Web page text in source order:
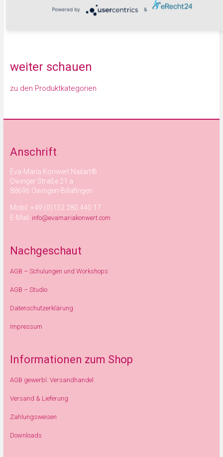
weiter schauen
zu den Produktkategorien
Anschrift
Eva-Maria Konwert Nailart®
Owinger Straße 21 a
88696 Owingen-Billafingen
Mobil: +49 (0)152 280 440 17
E-Mail: info@evamariakonwert.com
Nachgeschaut
AGB – Schulungen und Workshops
AGB – Studio
Datenschutzerklärung
Impressum
Informationen zum Shop
AGB gewerbl. Versandhandel
Versand & Lieferung
Zahlungsweisen
Downloads
Powered by &